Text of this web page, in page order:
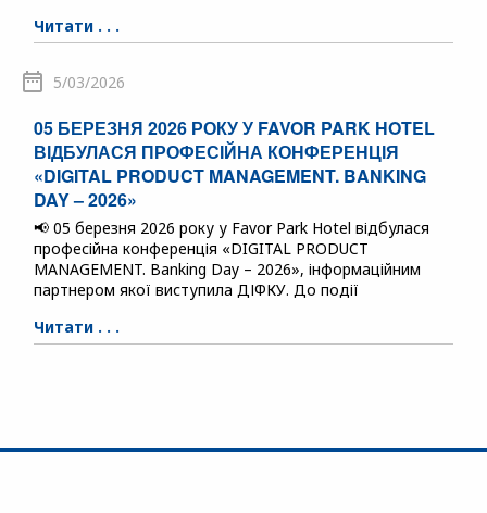
Читати . . .
5/03/2026
05 БЕРЕЗНЯ 2026 РОКУ У FAVOR PARK HOTEL
ВІДБУЛАСЯ ПРОФЕСІЙНА КОНФЕРЕНЦІЯ
«DIGITAL PRODUCT MANAGEMENT. BANKING
DAY – 2026»
📢 05 березня 2026 року у Favor Park Hotel відбулася
професійна конференція «DIGITAL PRODUCT
MANAGEMENT. Banking Day – 2026», інформаційним
партнером якої виступила ДІФКУ. До події
Читати . . .